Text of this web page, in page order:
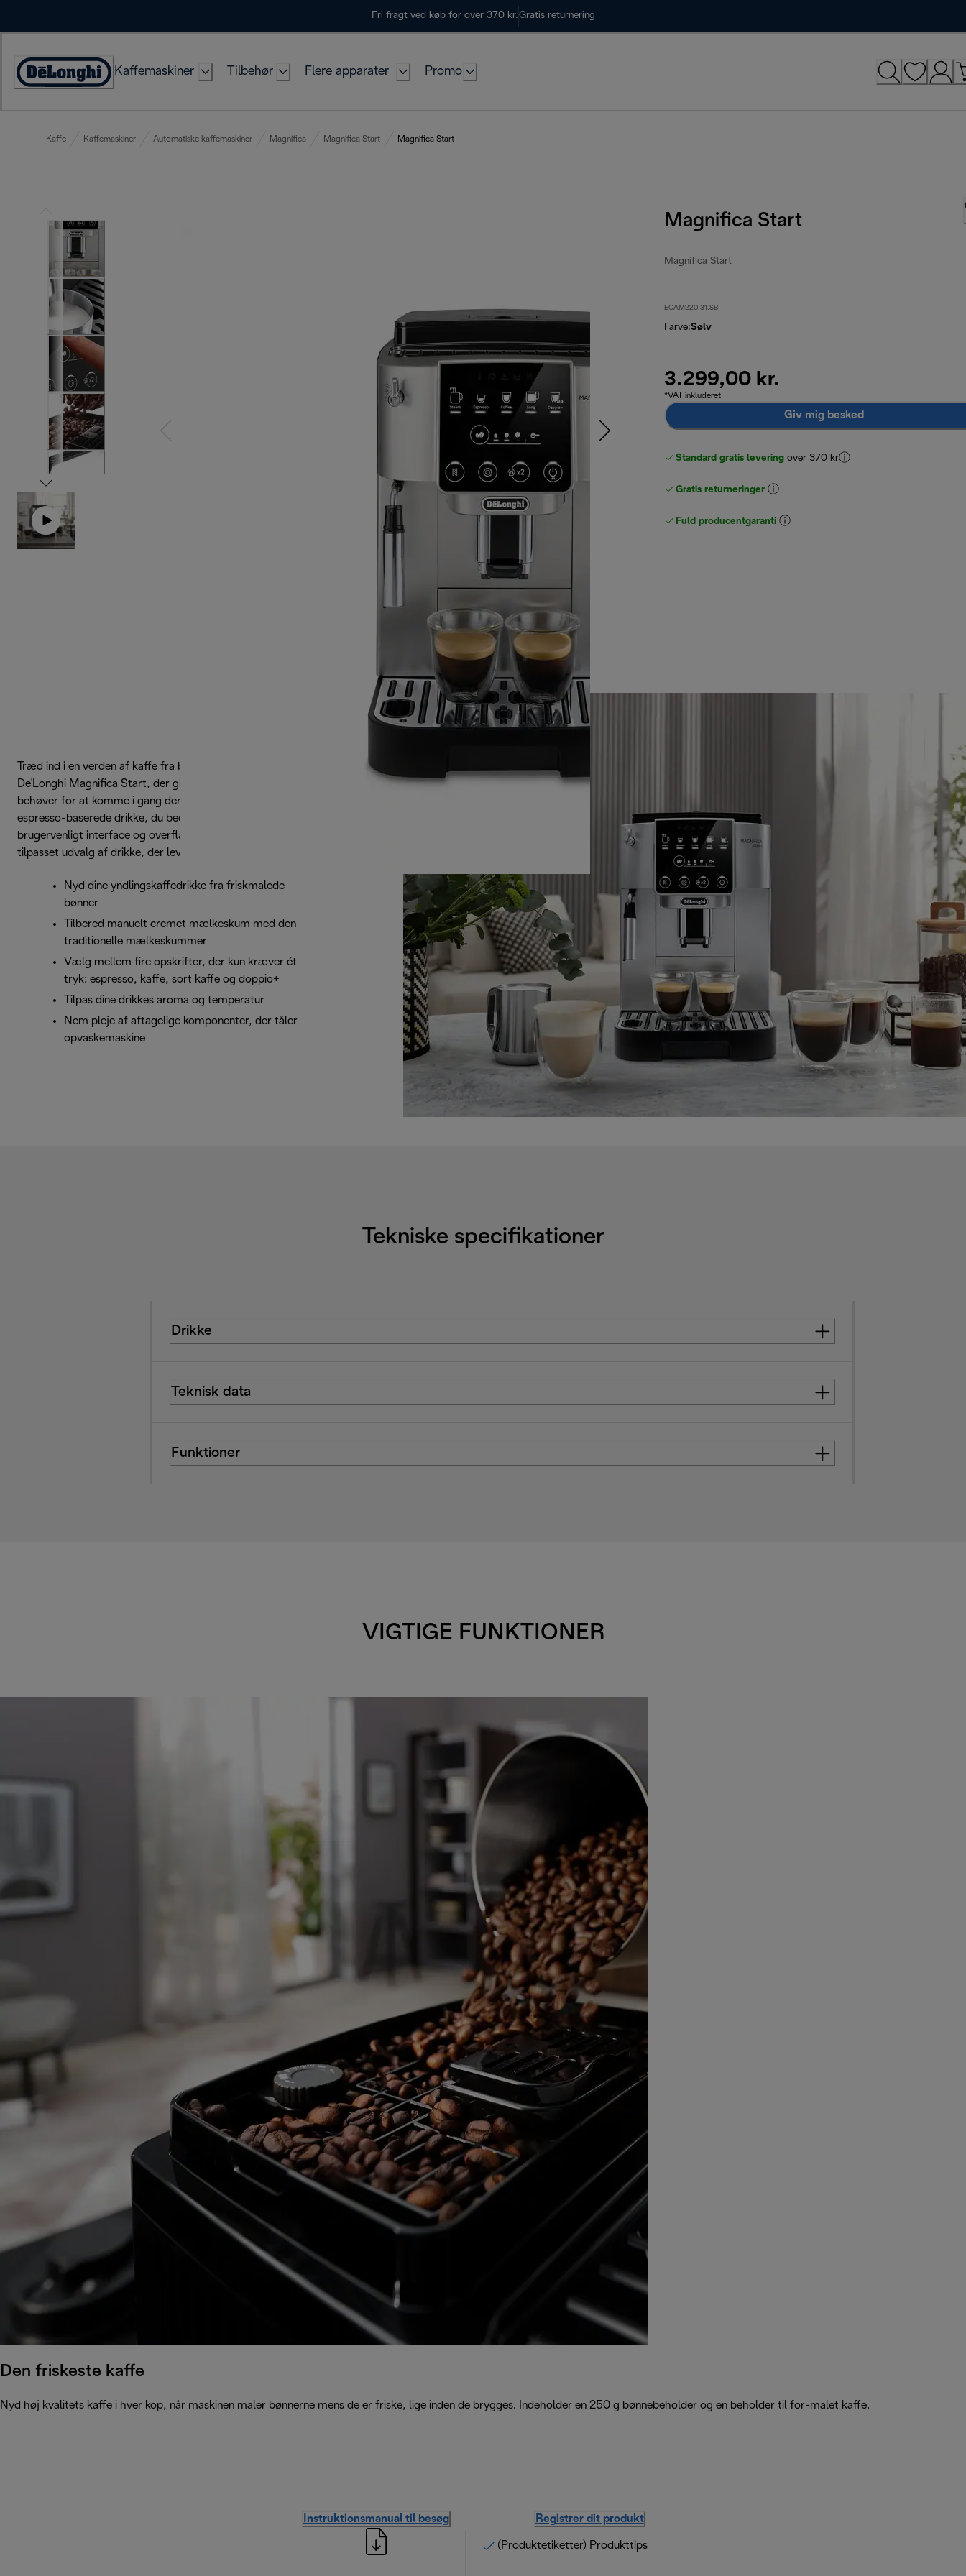
Fri fragt ved køb for over 370 kr.Gratis returnering
Accessibility
Kaffemaskiner Tilbehør Flere apparater Promo
Kaffe Kaffemaskiner Automatiske kaffemaskiner Magnifica Magnifica Start Magnifica Start
Magnifica Start
Magnifica Start
ECAM220.31.SB
Farve:Sølv
3.299,00 kr.
*VAT inkluderet
Giv mig besked
Standard gratis levering over 370 kr
Gratis returneringer
Fuld producentgaranti
Træd ind i en verden af kaffe fra bønne til kop med
De'Longhi Magnifica Start, der giver dig alt, hvad du
behøver for at komme i gang derhjemme med de
espresso-baserede drikke, du bedst kan lide. Den har et
brugervenligt interface og overflade i sølv og sort med et
tilpasset udvalg af drikke, der leveres med et enkelt tryk.
Nyd dine yndlingskaffedrikke fra friskmalede
bønner
Tilbered manuelt cremet mælkeskum med den
traditionelle mælkeskummer
Vælg mellem fire opskrifter, der kun kræver ét
tryk: espresso, kaffe, sort kaffe og doppio+
Tilpas dine drikkes aroma og temperatur
Nem pleje af aftagelige komponenter, der tåler
opvaskemaskine
Tekniske specifikationer
Drikke
Teknisk data
Funktioner
VIGTIGE FUNKTIONER
Den friskeste kaffe
Nyd høj kvalitets kaffe i hver kop, når maskinen maler bønnerne mens de er friske, lige inden de brygges. Indeholder en 250 g bønnebeholder og en beholder til for-malet kaffe.
Instruktionsmanual til besøg Registrer dit produkt
(Produktetiketter) Produkttips